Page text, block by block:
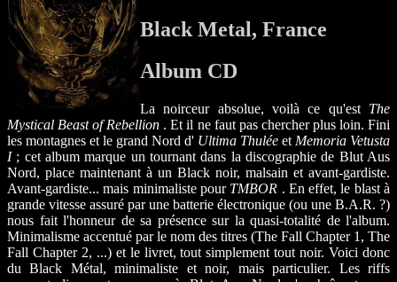
Black Metal, France
Album CD
La noirceur absolue, voilà ce qu'est The
Mystical Beast of Rebellion . Et il ne faut pas chercher plus loin. Fini
les montagnes et le grand Nord d' Ultima Thulée et Memoria Vetusta
I; cet album marque un tournant dans la discographie de Blut Aus
Nord, place maintenant à un Black noir, malsain et avant-gardiste.
Avant-gardiste... mais minimaliste pour TMBOR . En effet, le blast à
grande vitesse assuré par une batterie électronique (ou une B.A.R. ?)
nous fait l'honneur de sa présence sur la quasi-totalité de l'album.
Minimalisme accentué par le nom des titres (The Fall Chapter 1, The
Fall Chapter 2, ...) et le livret, tout simplement tout noir. Voici donc
du Black Métal, minimaliste et noir, mais particulier. Les riffs